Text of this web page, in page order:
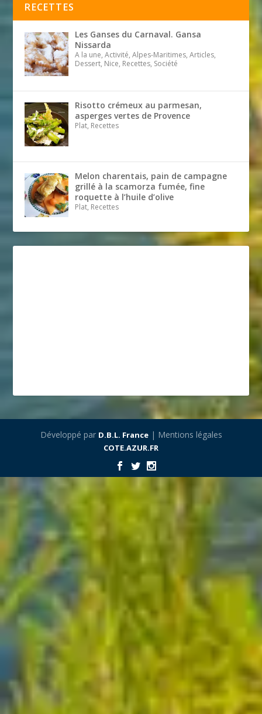
RECETTES
Les Ganses du Carnaval. Gansa
Nissarda
A la une, Activité, Alpes-Maritimes, Articles,
Dessert, Nice, Recettes, Société
Risotto crémeux au parmesan,
asperges vertes de Provence
Plat, Recettes
Melon charentais, pain de campagne
grillé à la scamorza fumée, fine
roquette à l’huile d’olive
Plat, Recettes
Développé par D.B.L. France| Mentions légales
COTE.AZUR.FR